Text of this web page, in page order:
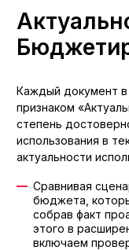
Актуальность документов в
Каждый документ
признаком
степень
использования в
актуальности
Сравнивая
бюджета,
собрав факт
этого в
включаем